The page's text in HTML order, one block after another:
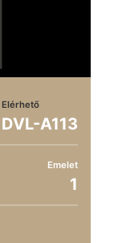
Elérhető
DVL-A113
Emelet
1